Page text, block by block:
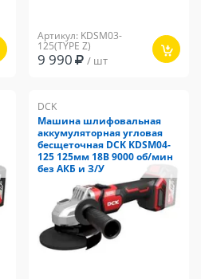
Артикул: KDSM03-
125(TYPE Z)
9 990 / шт
DCK
Машина шлифовальная
аккумуляторная угловая
бесщеточная DCK KDSM04-
125 125мм 18В 9000 об/мин
без АКБ и З/У